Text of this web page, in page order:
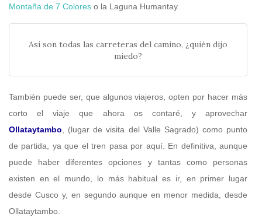
Montaña de 7 Colores o la Laguna Humantay.
Así son todas las carreteras del camino, ¿quién dijo
miedo?
También puede ser, que algunos viajeros, opten por hacer más
corto el viaje que ahora os contaré, y aprovechar
Ollataytambo , (lugar de visita del Valle Sagrado) como punto
de partida, ya que el tren pasa por aquí. En definitiva, aunque
puede haber diferentes opciones y tantas como personas
existen en el mundo, lo más habitual es ir, en primer lugar
desde Cusco y, en segundo aunque en menor medida, desde
Ollataytambo.